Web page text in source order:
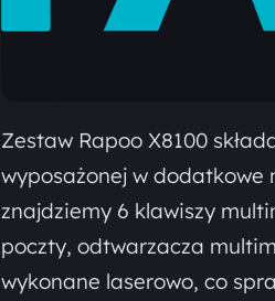
Zestaw Rapoo X8100
wyposażonej w
znajdziemy 6 klawiszy
poczty, odtwarzacza
wykonane laserowo, co